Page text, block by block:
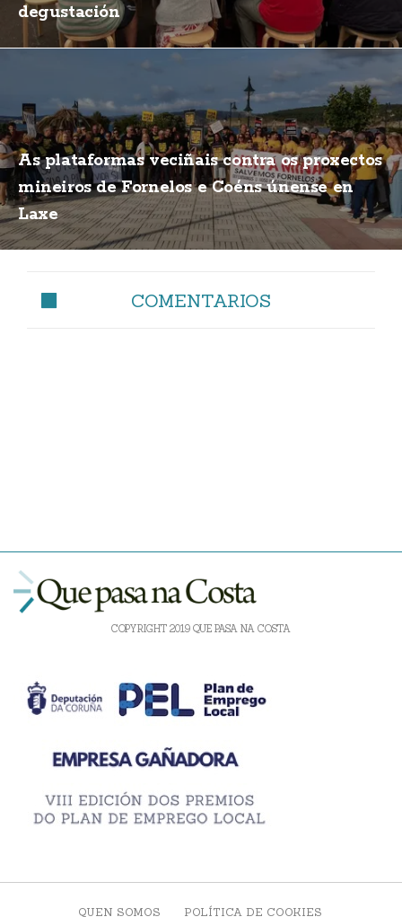
degustación
As plataformas veciñais contra os proxectos
mineiros de Fornelos e Coéns únense en
Laxe
COMENTARIOS
COPYRIGHT 2019 QUE PASA NA COSTA
QUEN SOMOS POLÍTICA DE COOKIES